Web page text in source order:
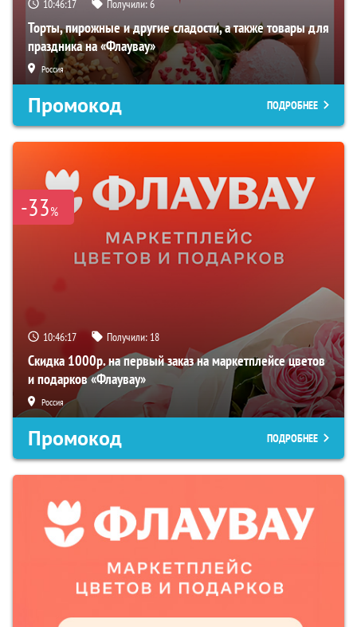
10:46:16 Получили:6
Торты, пирожные и другие сладости, а также товары для
праздника на «Флаувау»
Россия
Промокод ПОДРОБНЕЕ
-33%
10:46:16 Получили: 18
Скидка 1000р. на первый заказ на маркетплейсе цветов
и подарков «Флаувау»
Россия
Промокод ПОДРОБНЕЕ